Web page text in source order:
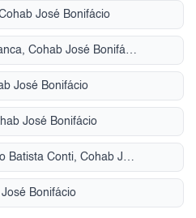
José Bonifácio
Rua Cristovao De Salamanca, Cohab José Bonifácio
José Bonifácio
José Bonifácio
Avenida Professorua Joao Batista Conti, Cohab José Bonifácio
Bonifácio